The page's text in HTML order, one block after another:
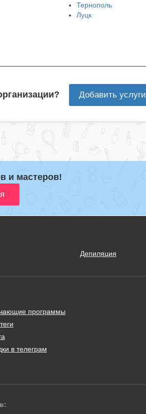
Тернополь
Луцк
Добавить услуги
и мастеров!
Депиляция
программы
в телеграм